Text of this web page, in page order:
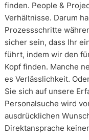
finden. People &
Verhältnisse. Darum
Prozessschritte
sicher sein, dass Ihr
führt, indem wir den
Kopf finden. Manche
es Verlässlichkeit.
Sie sich auf unsere
Personalsuche wird
ausdrücklichen
Direktansprache